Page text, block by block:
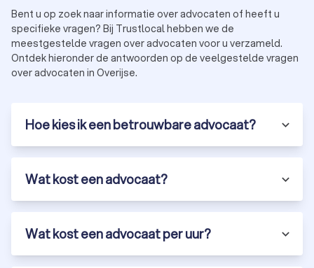
eigendomsrechten, contractuele verplichtingen en
vastgoedontwikkelingen.
Huurrecht
huurcontracten, huurprijzen, onderhoudsverplichtingen en
ontruimingsprocedures. Zij adviseren u over uw rechten en
verplichtingen onder de huurwetgeving.
Jeugdrecht
juridische bijstand aan zowel minderjarigen en
jongvolwassenen, als aan ouders en voogden. Zij behandelen
zaken zoals jeugdstrafrecht, uithuisplaatsingen, gezag en
Bent u op zoek naar informatie over advocaten of heeft u
specifieke vragen? Bij Trustlocal hebben we de
meestgestelde vragen over advocaten voor u verzameld.
Ontdek hieronder de antwoorden op de veelgestelde vragen
over advocaten in Overijse.
Hoe kies ik een betrouwbare advocaat?
Wat kost een advocaat?
Wat kost een advocaat per uur?